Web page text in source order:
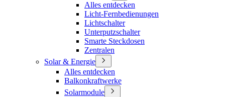
Alles entdecken
Licht-Fernbedienungen
Lichtschalter
Unterputzschalter
Smarte Steckdosen
Zentralen
Solar & Energie
Alles entdecken
Balkonkraftwerke
Solarmodule